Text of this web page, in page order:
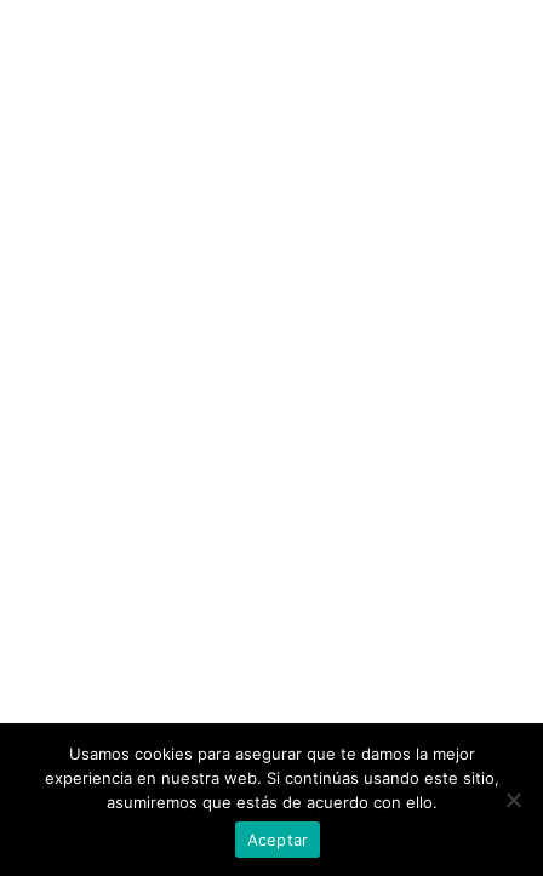
Referencias
Usamos cookies para asegurar que te damos la mejor
experiencia en nuestra web. Si continúas usando este sitio,
asumiremos que estás de acuerdo con ello.
Aceptar